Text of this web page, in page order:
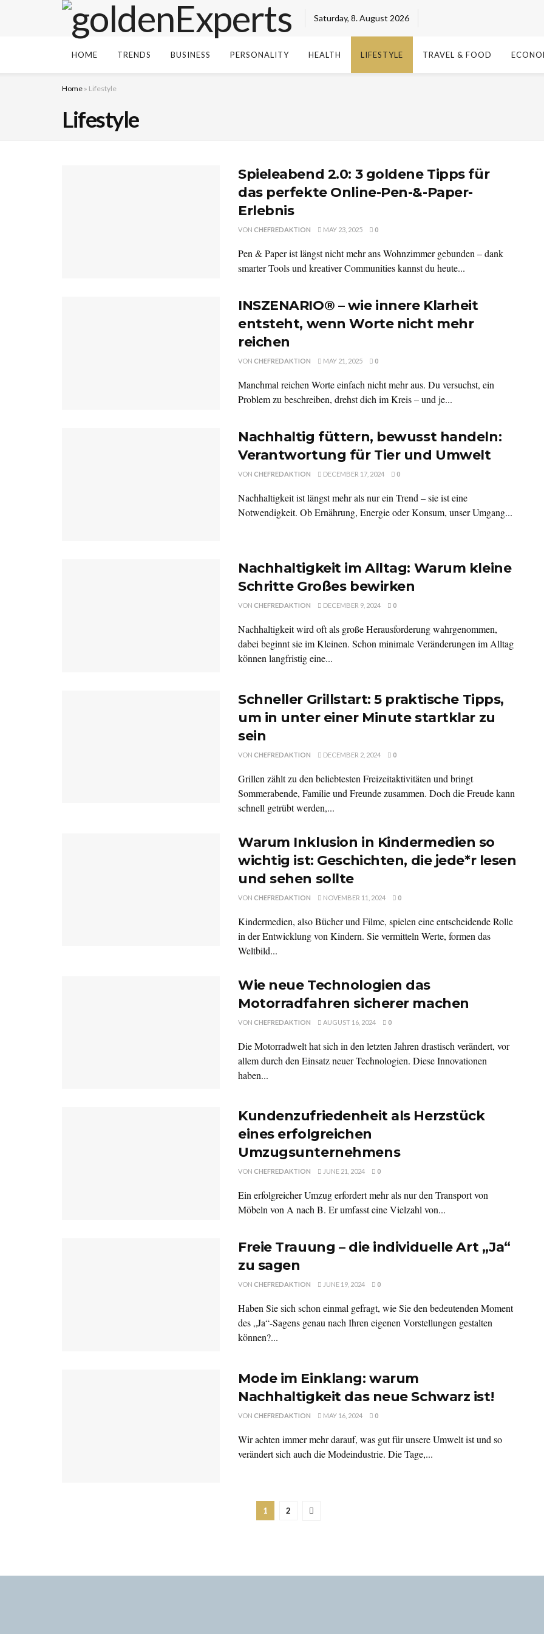
Saturday, 8. August 2026
HOME TRENDS BUSINESS PERSONALITY HEALTH LIFESTYLE TRAVEL & FOOD
Home » Lifestyle
Lifestyle
Spieleabend 2.0: 3 goldene Tipps für
das perfekte Online-Pen-&-Paper-
Erlebnis
VON CHEFREDAKTION MAY 23, 2025 0
Pen & Paper ist längst nicht mehr ans Wohnzimmer gebunden – dank
smarter Tools und kreativer Communities kannst du heute...
INSZENARIO® – wie innere Klarheit
entsteht, wenn Worte nicht mehr
reichen
VON CHEFREDAKTION MAY 21, 2025 0
Manchmal reichen Worte einfach nicht mehr aus. Du versuchst, ein
Problem zu beschreiben, drehst dich im Kreis – und je...
Nachhaltig füttern, bewusst handeln:
Verantwortung für Tier und Umwelt
VON CHEFREDAKTION DECEMBER 17, 2024 0
Nachhaltigkeit ist längst mehr als nur ein Trend – sie ist eine
Notwendigkeit. Ob Ernährung, Energie oder Konsum, unser Umgang...
Nachhaltigkeit im Alltag: Warum kleine
Schritte Großes bewirken
VON CHEFREDAKTION DECEMBER 9, 2024 0
Nachhaltigkeit wird oft als große Herausforderung wahrgenommen,
dabei beginnt sie im Kleinen. Schon minimale Veränderungen im Alltag
können langfristig eine...
Schneller Grillstart: 5 praktische Tipps,
um in unter einer Minute startklar zu
sein
VON CHEFREDAKTION DECEMBER 2, 2024 0
Grillen zählt zu den beliebtesten Freizeitaktivitäten und bringt
Sommerabende, Familie und Freunde zusammen. Doch die Freude kann
schnell getrübt werden,...
Warum Inklusion in Kindermedien so
wichtig ist: Geschichten, die jede*r lesen
und sehen sollte
VON CHEFREDAKTION NOVEMBER 11, 2024 0
Kindermedien, also Bücher und Filme, spielen eine entscheidende Rolle
in der Entwicklung von Kindern. Sie vermitteln Werte, formen das
Weltbild...
Wie neue Technologien das
Motorradfahren sicherer machen
VON CHEFREDAKTION AUGUST 16, 2024 0
Die Motorradwelt hat sich in den letzten Jahren drastisch verändert, vor
allem durch den Einsatz neuer Technologien. Diese Innovationen
haben...
Kundenzufriedenheit als Herzstück
eines erfolgreichen
Umzugsunternehmens
VON CHEFREDAKTION JUNE 21, 2024 0
Ein erfolgreicher Umzug erfordert mehr als nur den Transport von
Möbeln von A nach B. Er umfasst eine Vielzahl von...
Freie Trauung – die individuelle Art „Ja“
zu sagen
VON CHEFREDAKTION JUNE 19, 2024 0
Haben Sie sich schon einmal gefragt, wie Sie den bedeutenden Moment
des „Ja“-Sagens genau nach Ihren eigenen Vorstellungen gestalten
können?...
Mode im Einklang: warum
Nachhaltigkeit das neue Schwarz ist!
VON CHEFREDAKTION MAY 16, 2024 0
Wir achten immer mehr darauf, was gut für unsere Umwelt ist und so
verändert sich auch die Modeindustrie. Die Tage,...
1 2